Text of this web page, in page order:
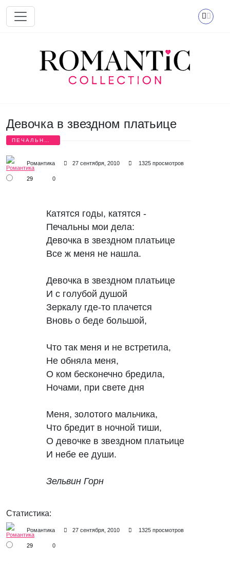
Перейти к основному содержанию
Девочка в звездном платьице
ПЕЧАЛЬНЫЕ
Романтика 27 сентября, 2010 1325 просмотров
29 0
Катятся годы, катятся -
Печальны мои дела:
Девочка в звездном платьице
Все ж меня не нашла.
Девочка в звездном платьице
И с голубой душой
Зеркалу где-то плачется
Вновь о беде большой,
Что так меня и не встретила,
Не обняла меня,
О ком бесконечно бредила,
Ночами, при свете дня
Меня, золотого мальчика,
Что бредит в ночной тиши,
О девочке в звездном платьице
И небе ее души.
Зельвин Горн
Статистика:
Романтика 27 сентября, 2010 1325 просмотров
29 0